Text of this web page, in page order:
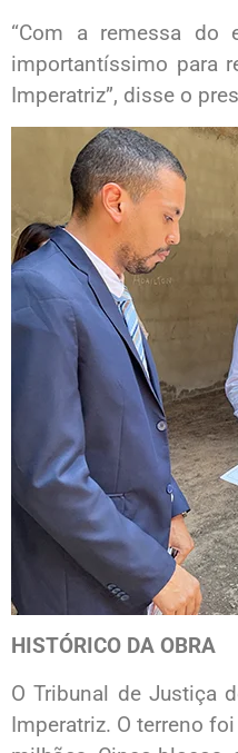
“Com a remessa do
importantíssimo para
Imperatriz”, disse o
HISTÓRICO DA OBRA
O Tribunal de Justiça
Imperatriz. O terreno